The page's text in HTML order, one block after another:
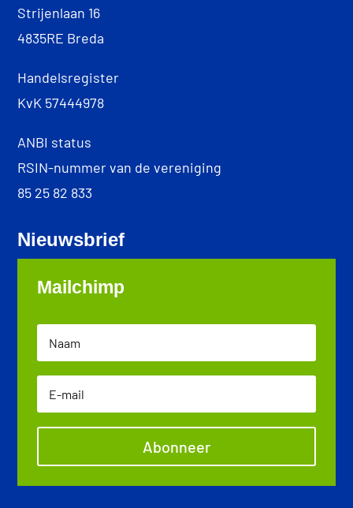
Strijenlaan 16
4835RE Breda
Handelsregister
KvK 57444978
ANBI status
RSIN-nummer van de vereniging
85 25 82 833
Nieuwsbrief
Mailchimp
Abonneer